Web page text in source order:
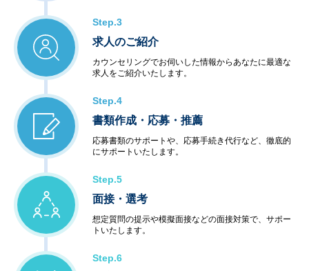
Step.3
求人のご紹介
カウンセリングでお伺いした情報からあなたに最適な
求人をご紹介いたします。
Step.4
書類作成・応募・推薦
応募書類のサポートや、応募手続き代行など、徹底的
にサポートいたします。
Step.5
面接・選考
想定質問の提示や模擬面接などの面接対策で、サポー
トいたします。
Step.6